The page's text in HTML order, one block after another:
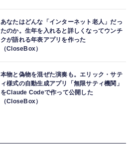
あなたはどんな「インターネット老人」だっ
たのか。生年を入れると詳しくなってウンチ
クが語れる年表アプリを作った
（CloseBox）
本物と偽物を混ぜた演奏も。エリック・サテ
ィ様式の自動生成アプリ「無限サティ機関」
をClaude Codeで作って公開した
（CloseBox）